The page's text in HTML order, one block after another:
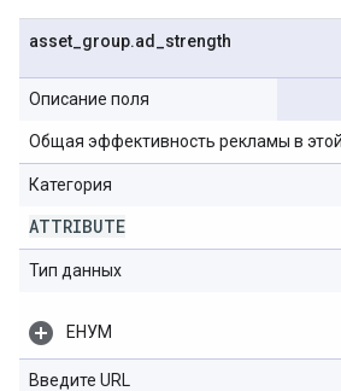
asset group.ad strength
Описание поля
Общая эффективность рекламы в этой
Категория
ATTRIBUTE
Тип данных
ЕНУМ
Введите URL